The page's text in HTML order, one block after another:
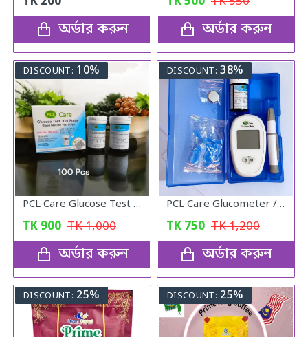
অর্ডার করুন অর্ডার করুন
DISCOUNT: 10%
PCL Care Glucose Test Vial Strips 100pcs.
TK 900 TK1,000
অর্ডার করুন
DISCOUNT: 38%
PCL Care Glucometer / Diabetics machine
TK 750 TK1,200
অর্ডার করুন
DISCOUNT: 25% DISCOUNT: 25%